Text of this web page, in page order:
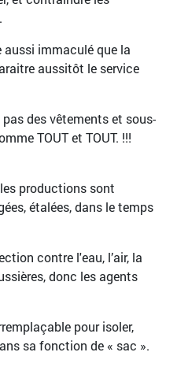
aussi immaculé que la
aussitôt le service
des vêtements et sous-
TOUT et TOUT. !!!
productions sont
étalées, dans le temps
contre l'eau, l’air, la
donc les agents
pour isoler,
sa fonction de « sac ».